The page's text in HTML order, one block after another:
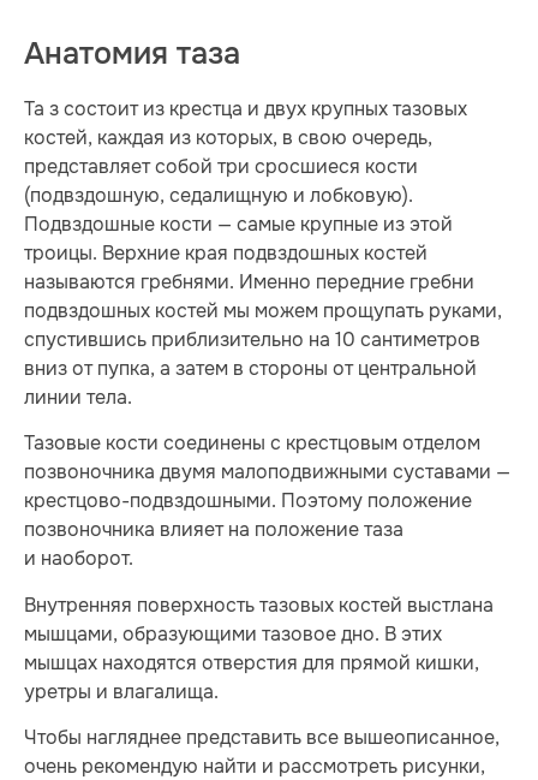
Анатомия таза
Та з состоит из крестца и двух крупных тазовых
костей, каждая из которых, в свою очередь,
представляет собой три сросшиеся кости
(подвздошную, седалищную и лобковую).
Подвздошные кости — самые крупные из этой
троицы. Верхние края подвздошных костей
называются гребнями. Именно передние гребни
подвздошных костей мы можем прощупать руками,
спустившись приблизительно на 10 сантиметров
вниз от пупка, а затем в стороны от центральной
линии тела.
Тазовые кости соединены с крестцовым отделом
позвоночника двумя малоподвижными суставами —
крестцово-подвздошными. Поэтому положение
позвоночника влияет на положение таза
и наоборот.
Внутренняя поверхность тазовых костей выстлана
мышцами, образующими тазовое дно. В этих
мышцах находятся отверстия для прямой кишки,
уретры и влагалища.
Чтобы нагляднее представить все вышеописанное,
очень рекомендую найти и рассмотреть рисунки,